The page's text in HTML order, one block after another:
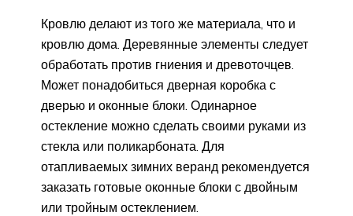
Кровлю делают из того же материала, что и
кровлю дома. Деревянные элементы следует
обработать против гниения и древоточцев.
Может понадобиться дверная коробка с
дверью и оконные блоки. Одинарное
остекление можно сделать своими руками из
стекла или поликарбоната. Для
отапливаемых зимних веранд рекомендуется
заказать готовые оконные блоки с двойным
или тройным остеклением.